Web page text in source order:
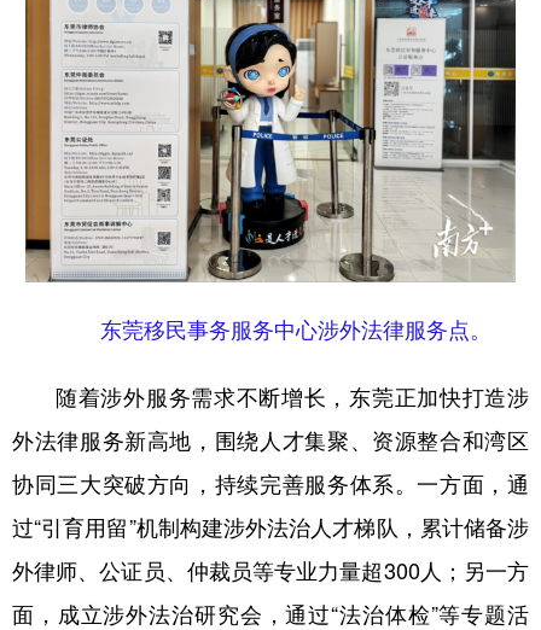
东莞移民事务服务中心涉外法律服务点。
随着涉外服务需求不断增长，东莞正加快打造涉
外法律服务新高地，围绕人才集聚、资源整合和湾区
协同三大突破方向，持续完善服务体系。一方面，通
过“引育用留”机制构建涉外法治人才梯队，累计储备涉
外律师、公证员、仲裁员等专业力量超300人；另一方
面，成立涉外法治研究会，通过“法治体检”等专题活